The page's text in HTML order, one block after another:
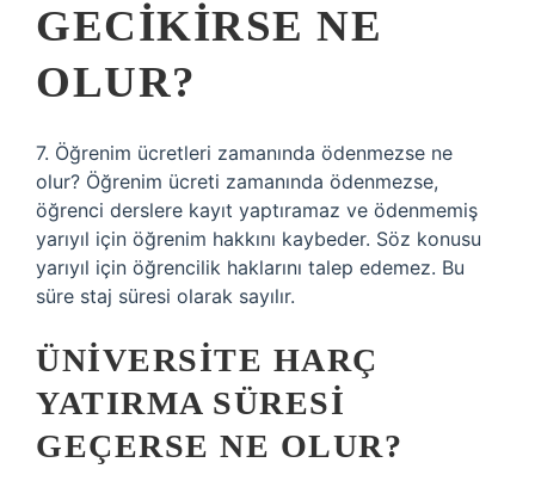
GECIKIRSE NE
OLUR?
7. Öğrenim ücretleri zamanında ödenmezse ne
olur? Öğrenim ücreti zamanında ödenmezse,
öğrenci derslere kayıt yaptıramaz ve ödenmemiş
yarıyıl için öğrenim hakkını kaybeder. Söz konusu
yarıyıl için öğrencilik haklarını talep edemez. Bu
süre staj süresi olarak sayılır.
ÜNIVERSITE HARÇ
YATIRMA SÜRESI
GEÇERSE NE OLUR?